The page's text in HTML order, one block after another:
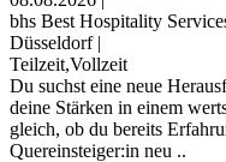
bhs Best Hospitality
Düsseldorf |
Teilzeit,Vollzeit
Du suchst eine neue
deine Stärken in einem
gleich, ob du bereits
Quereinsteiger:in neu ..